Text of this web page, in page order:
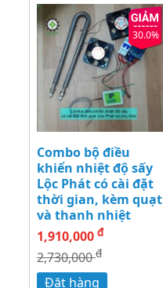
30.0%
Combo bộ điều
khiển nhiệt độ sấy
Lộc Phát có cài đặt
thời gian, kèm quạt
và thanh nhiệt
1,910,000 đ
2,730,000đ
Đặt hàng